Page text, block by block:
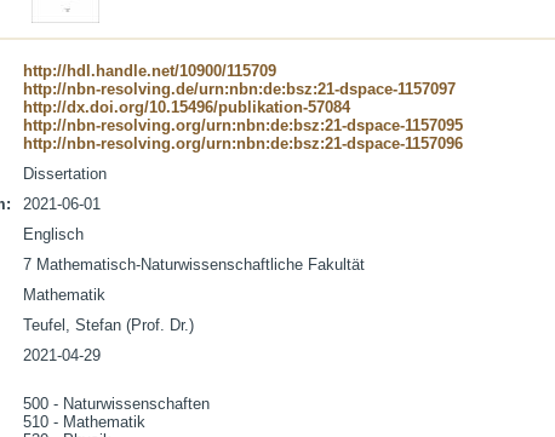
http://hdl.handle.net/10900/115709
http://nbn-resolving.de/urn:nbn:de:bsz:21-dspace-1157097
http://dx.doi.org/10.15496/publikation-57084
http://nbn-resolving.org/urn:nbn:de:bsz:21-dspace-1157095
http://nbn-resolving.org/urn:nbn:de:bsz:21-dspace-1157096
Dissertation
2021-06-01
Englisch
7 Mathematisch-Naturwissenschaftliche Fakultät
Mathematik
Teufel, Stefan (Prof. Dr.)
2021-04-29
500 - Naturwissenschaften
510 - Mathematik